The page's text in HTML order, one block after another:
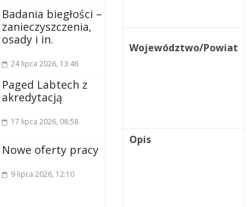
Województwo/Powiat
Opis
Badania biegłości –
zanieczyszczenia,
osady i in.
24 lipca 2026, 13:46
Paged Labtech z
akredytacją
17 lipca 2026, 08:58
Nowe oferty pracy
9 lipca 2026, 12:10